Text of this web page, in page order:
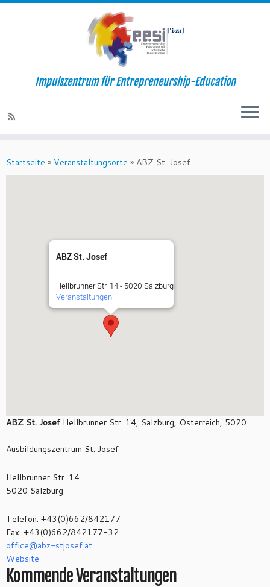
Impulszentrum für Entrepreneurship-Education
Startseite » Veranstaltungsorte » ABZ St. Josef
ABZ St. Josef
Hellbrunner Str. 14 - 5020 Salzburg
Veranstaltungen
ABZ St. JosefHellbrunner Str. 14, Salzburg, Österreich, 5020
Ausbildungszentrum St. Josef
Hellbrunner Str. 14
5020 Salzburg
Telefon: +43(0)662/842177
Fax: +43(0)662/842177-32
office@abz-stjosef.at
Website
Kommende Veranstaltungen